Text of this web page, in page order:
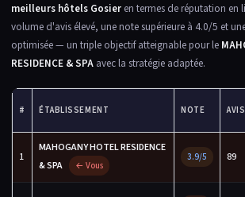
meilleurs hôtels Gosier en termes de réputation en
volume d'avis élevé, une note supérieure à 4.0/5 et
optimisée — un triple objectif atteignable pour le
RESIDENCE & SPA avec la stratégie adaptée.
# ÉTABLISSEMENT NOTE AVIS
1
MAHOGANY HOTEL RESIDENCE
& SPA
← Vous
3.9/5 89